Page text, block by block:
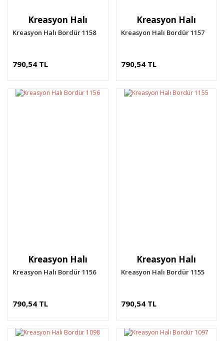
Kreasyon Halı
Kreasyon Halı Bordür 1158
790,54 TL
Kreasyon Halı
Kreasyon Halı Bordür 1157
790,54 TL
Kreasyon Halı
Kreasyon Halı Bordür 1156
790,54 TL
Kreasyon Halı
Kreasyon Halı Bordür 1155
790,54 TL